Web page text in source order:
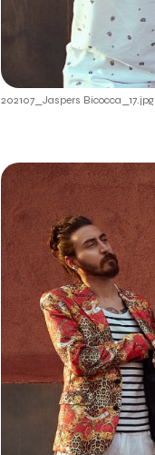
202107_Jaspers Bicocca_17.jpg